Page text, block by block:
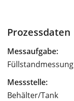
Prozessdaten
Messaufgabe:
Füllstandmessung
Messstelle:
Behälter/Tank